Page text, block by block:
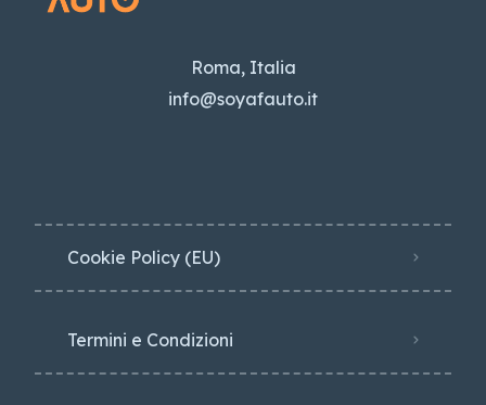
Roma, Italia
info@soyafauto.it
Cookie Policy (EU)
Termini e Condizioni